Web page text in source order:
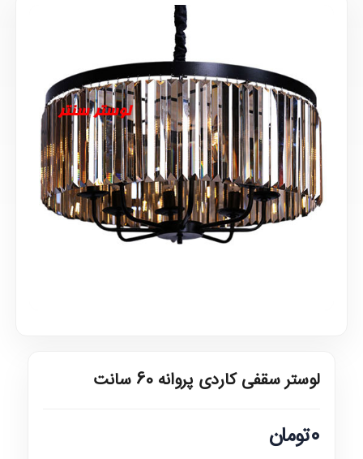
لوستر سقفی کاردی پروانه 60 سانت
0تومان